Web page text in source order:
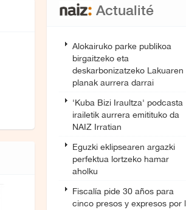
Actualité
Alokairuko parke publikoa
birgaitzeko eta
deskarbonizatzeko Lakuaren
planak aurrera darrai
'Kuba Bizi Iraultza' podcasta
irailetik aurrera emitituko da
NAIZ Irratian
Eguzki eklipsearen argazki
perfektua lortzeko hamar
aholku
Fiscalía pide 30 años para
cinco presos y expresos por